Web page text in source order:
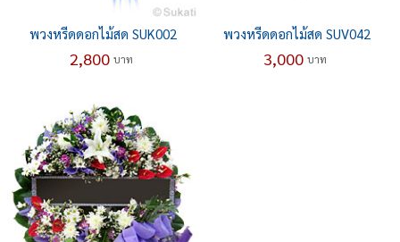
พวงหรีดดอกไม้สด SUK002
2,800 บาท
พวงหรีดดอกไม้สด SUV042
3,000 บาท